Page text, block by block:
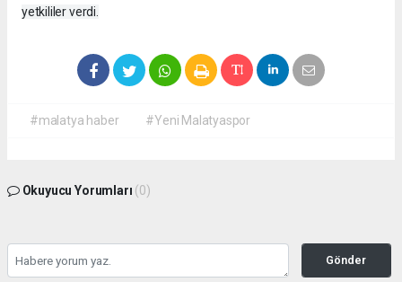
yetkililer verdi.
#malatya haber #Yeni Malatyaspor
Okuyucu Yorumları (0)
Gönder